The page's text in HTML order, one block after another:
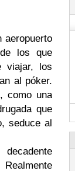
aeropuerto
los que
viajar, los
al póker.
como una
que
seduce al